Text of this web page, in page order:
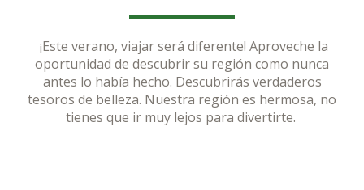
¡Este verano, viajar será diferente! Aproveche la
oportunidad de descubrir su región como nunca
antes lo había hecho. Descubrirás verdaderos
tesoros de belleza. Nuestra región es hermosa, no
tienes que ir muy lejos para divertirte.